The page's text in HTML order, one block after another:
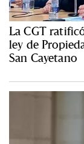
La CGT
ley de
San Cayetano